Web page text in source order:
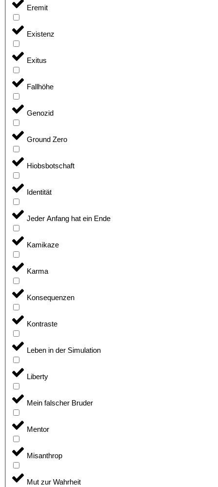
Eremit
Existenz
Exitus
Fallhöhe
Genozid
Ground Zero
Hiobsbotschaft
Identität
Jeder Anfang hat ein Ende
Kamikaze
Karma
Konsequenzen
Kontraste
Leben in der Simulation
Liberty
Mein falscher Bruder
Mentor
Misanthrop
Mut zur Wahrheit